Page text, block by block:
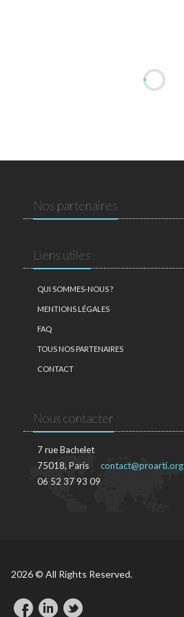
Nos partenaires
Liens utiles
QUI SOMMES-NOUS ?
MENTIONS LÉGALES
FAQ
TOUS NOS PARTENAIRES
CONTACT
Nous contacter
7 rue Bachelet
75018, Paris
06 52 37 93 09
contact@proarti.org
2026 © All Rights Reserved.